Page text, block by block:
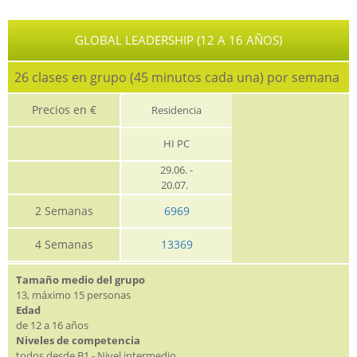
GLOBAL LEADERSHIP (12 A 16 AÑOS)
26 clases en grupo (45 minutos cada una) por semana
Precios en € Residencia
HI PC
29.06. -
20.07.
2 Semanas 6969
4 Semanas 13369
Tamaño medio del grupo
13, máximo 15 personas
Edad
de 12 a 16 años
Niveles de competencia